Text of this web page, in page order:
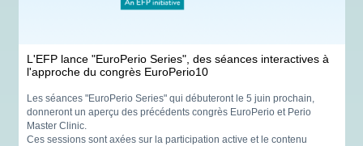
L'EFP lance "EuroPerio Series", des séances interactives à
l'approche du congrès EuroPerio10
Les séances "EuroPerio Series" qui débuteront le 5 juin prochain,
donneront un aperçu des précédents congrès EuroPerio et Perio
Master Clinic.
Ces sessions sont axées sur la participation active et le contenu